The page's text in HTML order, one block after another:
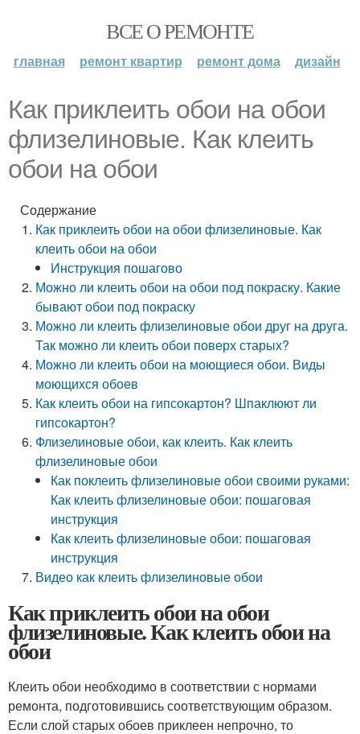
ВСЕ О РЕМОНТЕ
главная ремонт квартир ремонт дома дизайн
Как приклеить обои на обои
флизелиновые. Как клеить
обои на обои
Содержание
Как приклеить обои на обои флизелиновые. Как
клеить обои на обои
Инструкция пошагово
Можно ли клеить обои на обои под покраску. Какие
бывают обои под покраску
Можно ли клеить флизелиновые обои друг на друга.
Так можно ли клеить обои поверх старых?
Можно ли клеить обои на моющиеся обои. Виды
моющихся обоев
Как клеить обои на гипсокартон? Шпаклюют ли
гипсокартон?
Флизелиновые обои, как клеить. Как клеить
флизелиновые обои
Как поклеить флизелиновые обои своими руками:
Как клеить флизелиновые обои: пошаговая
инструкция
Как клеить флизелиновые обои: пошаговая
инструкция
Видео как клеить флизелиновые обои
Как приклеить обои на обои
флизелиновые. Как клеить обои на
обои
Клеить обои необходимо в соответствии с нормами
ремонта, подготовившись соответствующим образом.
Если слой старых обоев приклеен непрочно, то